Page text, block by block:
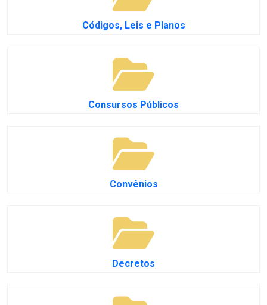
Códigos, Leis e Planos
Consursos Públicos
Convênios
Decretos